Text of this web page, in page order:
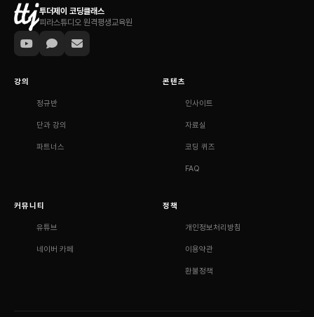
투더제이 코딩클래스
피라스튜디오 원격평생교육원
강의
정규반
단과 강의
파트너스
콘텐츠
인사이트
자료실
코딩 퀴즈
FAQ
커뮤니티
유튜브
네이버 카페
정책
개인정보처리방침
이용약관
환불정책